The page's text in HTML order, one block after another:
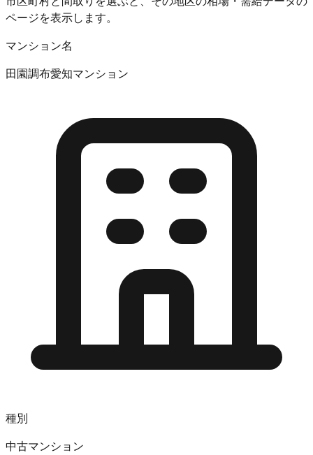
ページを表示します。
マンション名
田園調布愛知マンション
種別
中古マンション